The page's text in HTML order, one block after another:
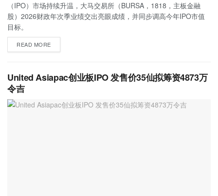
（IPO）市场持续升温，大马交易所（BURSA，1818，主板金融
股）2026财政年次季业绩交出亮眼成绩，并同步调高今年IPO市值
目标。
READ MORE
United Asiapac创业板IPO 发售价35仙拟筹资4873万
令吉